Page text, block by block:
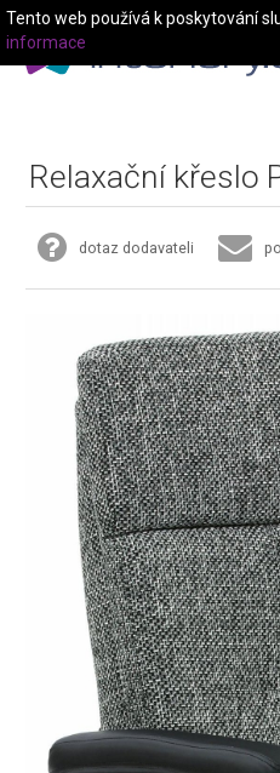
Relaxační křeslo
dotaz dodavateli
Tento web používá k poskytování
informace